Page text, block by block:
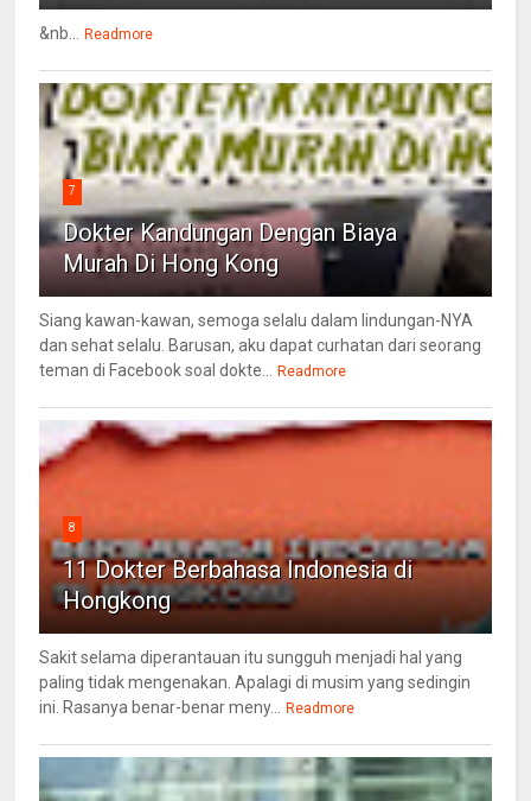
&nb... Readmore
7
Dokter Kandungan Dengan Biaya
Murah Di Hong Kong
Siang kawan-kawan, semoga selalu dalam lindungan-NYA
dan sehat selalu. Barusan, aku dapat curhatan dari seorang
teman di Facebook soal dokte... Readmore
8
11 Dokter Berbahasa Indonesia di
Hongkong
Sakit selama diperantauan itu sungguh menjadi hal yang
paling tidak mengenakan. Apalagi di musim yang sedingin
ini. Rasanya benar-benar meny... Readmore